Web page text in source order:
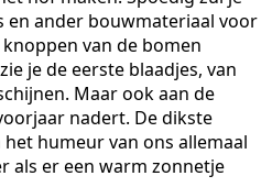
en ander bouwmateriaal voor
van de bomen
je de eerste blaadjes, van
Maar ook aan de
nadert. De dikste
humeur van ons allemaal
als er een warm zonnetje